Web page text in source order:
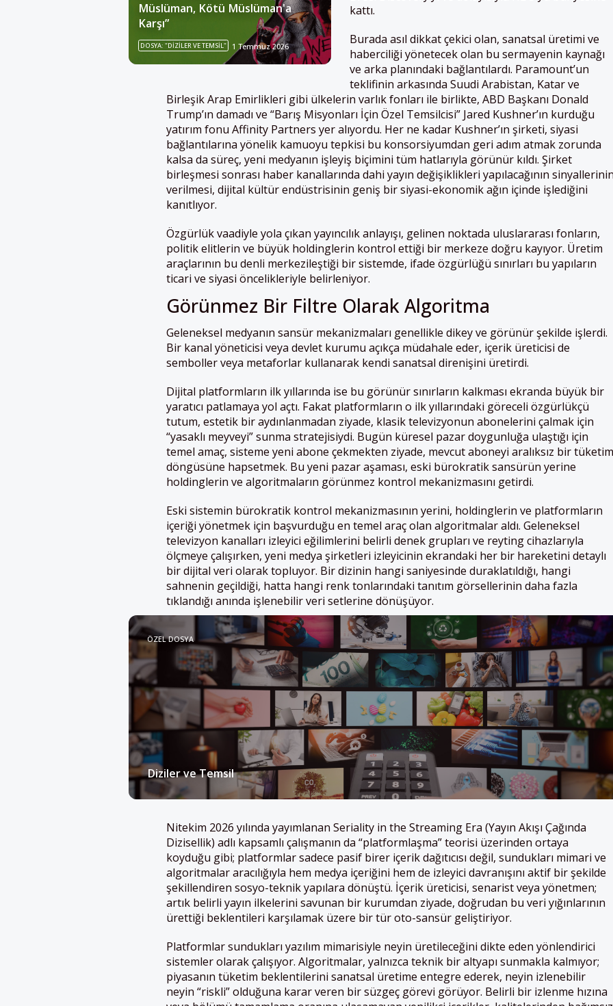
Müslüman, Kötü Müslüman'a
Karşı”
DOSYA: "DIZILER VE TEMSIL" 1 Temmuz 2026
kattı.
Burada asıl dikkat çekici olan, sanatsal üretimi ve
haberciliği yönetecek olan bu sermayenin kaynağı
ve arka planındaki bağlantılardı. Paramount’un
teklifinin arkasında Suudi Arabistan, Katar ve
Birleşik Arap Emirlikleri gibi ülkelerin varlık fonları ile birlikte, ABD Başkanı Donald
Trump’ın damadı ve “Barış Misyonları İçin Özel Temsilcisi” Jared Kushner’ın kurduğu
yatırım fonu Affinity Partners yer alıyordu. Her ne kadar Kushner’ın şirketi, siyasi
bağlantılarına yönelik kamuoyu tepkisi bu konsorsiyumdan geri adım atmak zorunda
kalsa da süreç, yeni medyanın işleyiş biçimini tüm hatlarıyla görünür kıldı. Şirket
birleşmesi sonrası haber kanallarında dahi yayın değişiklikleri yapılacağının
verilmesi, dijital kültür endüstrisinin geniş bir siyasi-ekonomik ağın içinde işlediğini
kanıtlıyor.
Özgürlük vaadiyle yola çıkan yayıncılık anlayışı, gelinen noktada uluslararası fonların,
politik elitlerin ve büyük holdinglerin kontrol ettiği bir merkeze doğru kayıyor. Üretim
araçlarının bu denli merkezileştiği bir sistemde, ifade özgürlüğü sınırları bu yapıların
ticari ve siyasi öncelikleriyle belirleniyor.
Görünmez Bir Filtre Olarak Algoritma
Geleneksel medyanın sansür mekanizmaları genellikle dikey ve görünür şekilde işlerdi.
Bir kanal yöneticisi veya devlet kurumu açıkça müdahale eder, içerik üreticisi de
semboller veya metaforlar kullanarak kendi sanatsal direnişini üretirdi.
Dijital platformların ilk yıllarında ise bu görünür sınırların kalkması ekranda büyük bir
yaratıcı patlamaya yol açtı. Fakat platformların o ilk yıllarındaki göreceli özgürlükçü
tutum, estetik bir aydınlanmadan ziyade, klasik televizyonun abonelerini çalmak için
“yasaklı meyveyi” sunma stratejisiydi. Bugün küresel pazar doygunluğa ulaştığı için
temel amaç, sisteme yeni abone çekmekten ziyade, mevcut aboneyi aralıksız bir tüketim
döngüsüne hapsetmek. Bu yeni pazar aşaması, eski bürokratik sansürün yerine
holdinglerin ve algoritmaların görünmez kontrol mekanizmasını getirdi.
Eski sistemin bürokratik kontrol mekanizmasının yerini, holdinglerin ve platformların
içeriği yönetmek için başvurduğu en temel araç olan algoritmalar aldı. Geleneksel
televizyon kanalları izleyici eğilimlerini belirli denek grupları ve reyting cihazlarıyla
ölçmeye çalışırken, yeni medya şirketleri izleyicinin ekrandaki her bir hareketini detaylı
bir dijital veri olarak topluyor. Bir dizinin hangi saniyesinde duraklatıldığı, hangi
sahnenin geçildiği, hatta hangi renk tonlarındaki tanıtım görsellerinin daha fazla
tıklandığı anında işlenebilir veri setlerine dönüşüyor.
ÖZEL DOSYA
Diziler ve Temsil
Nitekim 2026 yılında yayımlanan Seriality in the Streaming Era (Yayın Akışı Çağında
Dizisellik) adlı kapsamlı çalışmanın da “platformlaşma” teorisi üzerinden ortaya
koyduğu gibi; platformlar sadece pasif birer içerik dağıtıcısı değil, sundukları mimari ve
algoritmalar aracılığıyla hem medya içeriğini hem de izleyici davranışını aktif bir şekilde
şekillendiren sosyo-teknik yapılara dönüştü. İçerik üreticisi, senarist veya yönetmen;
artık belirli yayın ilkelerini savunan bir kurumdan ziyade, doğrudan bu veri yığınlarının
ürettiği beklentileri karşılamak üzere bir tür oto-sansür geliştiriyor.
Platformlar sundukları yazılım mimarisiyle neyin üretileceğini dikte eden yönlendirici
sistemler olarak çalışıyor. Algoritmalar, yalnızca teknik bir altyapı sunmakla kalmıyor;
piyasanın tüketim beklentilerini sanatsal üretime entegre ederek, neyin izlenebilir
neyin “riskli” olduğuna karar veren bir süzgeç görevi görüyor. Belirli bir izlenme hızına